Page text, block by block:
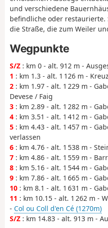
und verschiedene
befindliche oder
die Straße, die zum Weiler
Wegpunkte
S/Z : km 0 - alt. 912 m -
1 : km 1.3 - alt. 1 126 m -
2 : km 1.97 - alt. 1 229 m -
Devese / Faig
3 : km 2.89 - alt. 1 282 m -
4 : km 3.51 - alt. 1 412 m -
5 : km 4.43 - alt. 1 457 m -
verlassen
6 : km 4.76 - alt. 1 538 m -
7 : km 4.86 - alt. 1 559 m -
8 : km 5.16 - alt. 1 544 m -
9 : km 7.86 - alt. 1 665 m -
10 : km 8.1 - alt. 1 631 m -
11 : km 10.15 - alt. 1 262 m -
- Col ou Coll d'en Cé (1270m)
S/Z : km 14.83 - alt. 913 m -